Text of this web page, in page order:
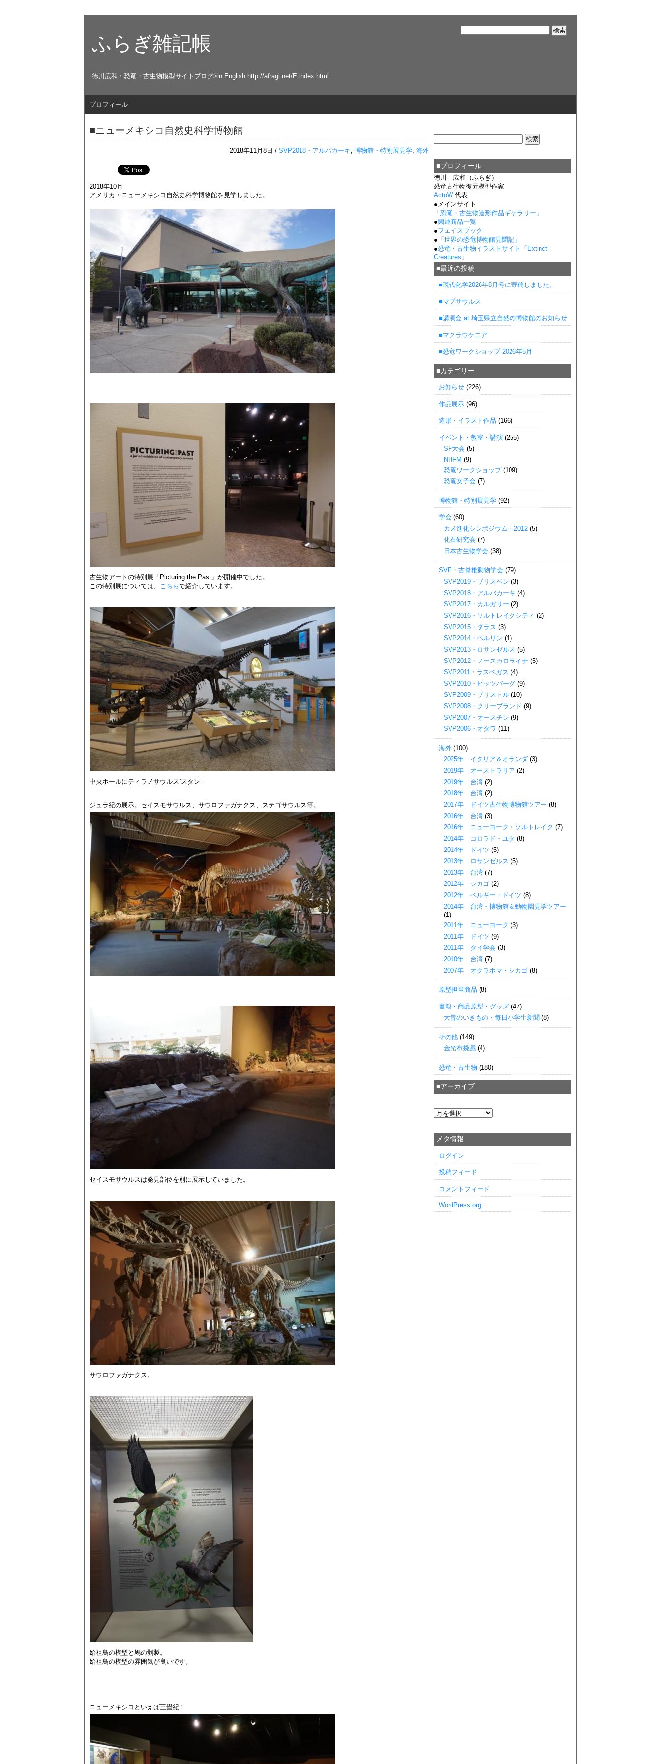
ふらぎ雑記帳
徳川広和・恐竜・古生物模型サイトブログ>in English http://afragi.net/E.index.html
プロフィール
■ニューメキシコ自然史科学博物館
2018年11月8日 / SVP2018・アルバカーキ, 博物館・特別展見学, 海外
2018年10月
アメリカ・ニューメキシコ自然史科学博物館を見学しました。
古生物アートの特別展「Picturing the Past」が開催中でした。
この特別展については、 こちらで紹介しています。
中央ホールにティラノサウルス”スタン”
ジュラ紀の展示。セイスモサウルス、サウロファガナクス、ステゴサウルス等。
セイスモサウルスは発見部位を別に展示していました。
サウロファガナクス。
始祖鳥の模型と鳩の剥製。
始祖鳥の模型の雰囲気が良いです。
ニューメキシコといえば三畳紀！
■プロフィール
徳川 広和（ふらぎ）
恐竜古生物復元模型作家
ActoW 代表
●メインサイト
「 恐竜・古生物造形作品ギャラリー 」
●関連商品一覧
●フェイスブック
● 「世界の恐竜博物館見聞記」
●恐竜・古生物イラストサイト「Extinct
Creatures」
■最近の投稿
■現代化学2026年8月号に寄稿しました。
■マプサウルス
■講演会 at 埼玉県立自然の博物館のお知らせ
■マクラウケニア
■恐竜ワークショップ 2026年5月
■カテゴリー
お知らせ (226)
作品展示 (96)
造形・イラスト作品 (166)
イベント・教室・講演 (255)
SF大会 (5)
NHFM (9)
恐竜ワークショップ(109)
恐竜女子会 (7)
博物館・特別展見学 (92)
学会 (60)
カメ進化シンポジウム・2012 (5)
化石研究会 (7)
日本古生物学会 (38)
SVP・古脊椎動物学会 (79)
SVP2019・ブリスベン (3)
SVP2018・アルバカーキ (4)
SVP2017・カルガリー (2)
SVP2016・ソルトレイクシティ (2)
SVP2015・ダラス (3)
SVP2014・ベルリン (1)
SVP2013・ロサンゼルス (5)
SVP2012・ノースカロライナ (5)
SVP2011・ラスベガス (4)
SVP2010・ピッツバーグ (9)
SVP2009・ブリストル (10)
SVP2008・クリーブランド (9)
SVP2007・オースチン (9)
SVP2006・オタワ (11)
海外 (100)
2025年 イタリア＆オランダ (3)
2019年 オーストラリア (2)
2019年 台湾 (2)
2018年 台湾 (2)
2017年 ドイツ古生物博物館ツアー (8)
2016年 台湾 (3)
2016年 ニューヨーク・ソルトレイク (7)
2014年 コロラド・ユタ (8)
2014年 ドイツ (5)
2013年 ロサンゼルス (5)
2013年 台湾 (7)
2012年 シカゴ (2)
2012年 ベルギー・ドイツ (8)
2014年 台湾・博物館＆動物園見学ツアー
(1)
2011年 ニューヨーク (3)
2011年 ドイツ (9)
2011年 タイ学会 (3)
2010年 台湾 (7)
2007年 オクラホマ・シカゴ (8)
原型担当商品 (8)
書籍・商品原型・グッズ (47)
大昔のいきもの・毎日小学生新聞 (8)
その他 (149)
金光布袋戲 (4)
恐竜・古生物 (180)
■アーカイブ
メタ情報
ログイン
投稿フィード
コメントフィード
WordPress.org